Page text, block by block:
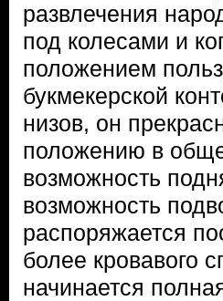
развлечения
под колесами и
положением
букмекерской
низов, он
положению в
возможность
возможность
распоряжается
более кровавого
начинается